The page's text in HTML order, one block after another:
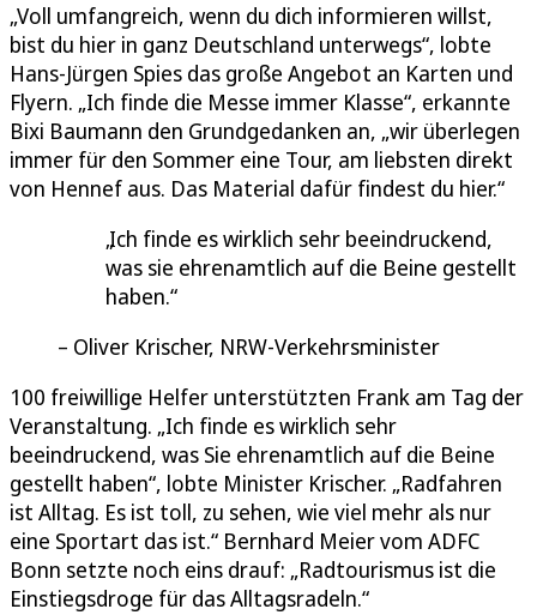
„Voll umfangreich, wenn du dich informieren willst,
bist du hier in ganz Deutschland unterwegs“, lobte
Hans-Jürgen Spies das große Angebot an Karten und
Flyern. „Ich finde die Messe immer Klasse“, erkannte
Bixi Baumann den Grundgedanken an, „wir überlegen
immer für den Sommer eine Tour, am liebsten direkt
von Hennef aus. Das Material dafür findest du hier.“
Ich finde es wirklich sehr beeindruckend,
was sie ehrenamtlich auf die Beine gestellt
haben.
Oliver Krischer, NRW-Verkehrsminister
100 freiwillige Helfer unterstützten Frank am Tag der
Veranstaltung. „Ich finde es wirklich sehr
beeindruckend, was Sie ehrenamtlich auf die Beine
gestellt haben“, lobte Minister Krischer. „Radfahren
ist Alltag. Es ist toll, zu sehen, wie viel mehr als nur
eine Sportart das ist.“ Bernhard Meier vom ADFC
Bonn setzte noch eins drauf: „Radtourismus ist die
Einstiegsdroge für das Alltagsradeln.“